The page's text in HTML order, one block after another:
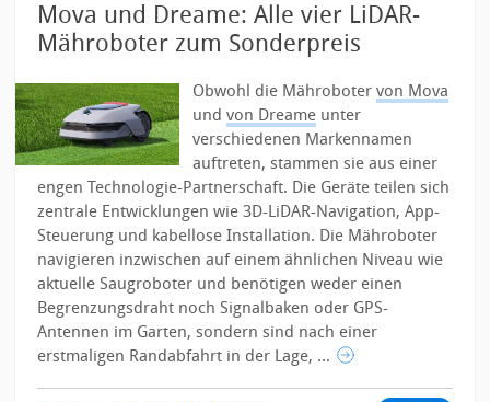
Mova und Dreame: Alle vier LiDAR-
Mähroboter zum Sonderpreis
Obwohl die Mährobotervon Mova
undvon Dreame unter
verschiedenen Markennamen
auftreten, stammen sie aus einer
engen Technologie-Partnerschaft. Die Geräte teilen sich
zentrale Entwicklungen wie 3D-LiDAR-Navigation, App-
Steuerung und kabellose Installation. Die Mähroboter
navigieren inzwischen auf einem ähnlichen Niveau wie
aktuelle Saugroboter und benötigen weder einen
Begrenzungsdraht noch Signalbaken oder GPS-
Antennen im Garten, sondern sind nach einer
erstmaligen Randabfahrt in der Lage, ...